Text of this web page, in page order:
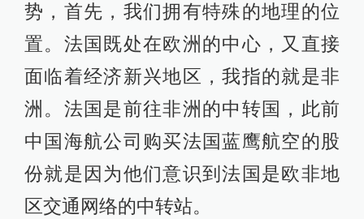
势，首先，我们拥有特殊的地理的位
置。法国既处在欧洲的中心，又直接
面临着经济新兴地区，我指的就是非
洲。法国是前往非洲的中转国，此前
中国海航公司购买法国蓝鹰航空的股
份就是因为他们意识到法国是欧非地
区交通网络的中转站。